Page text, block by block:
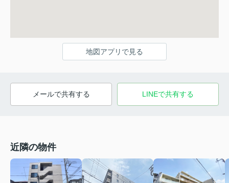
地図アプリで見る
メールで共有する LINEで共有する
近隣の物件